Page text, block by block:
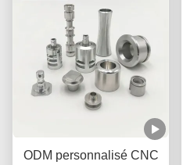
ODM personnalisé CNC